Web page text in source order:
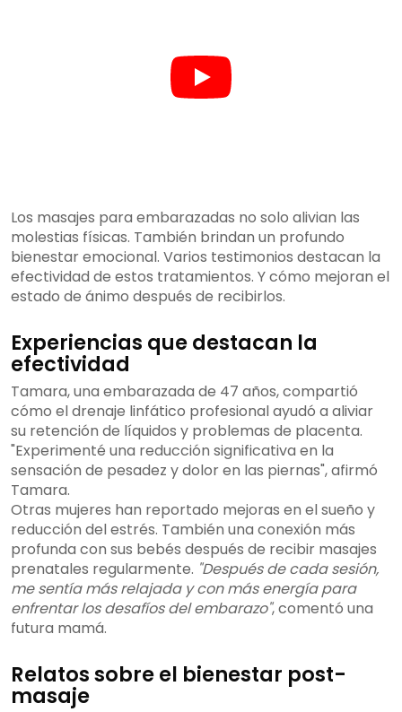
Los masajes para embarazadas no solo alivian las
molestias físicas. También brindan un profundo
bienestar emocional. Varios testimonios destacan la
efectividad de estos tratamientos. Y cómo mejoran el
estado de ánimo después de recibirlos.
Experiencias que destacan la
efectividad
Tamara, una embarazada de 47 años, compartió
cómo el drenaje linfático profesional ayudó a aliviar
su retención de líquidos y problemas de placenta.
"Experimenté una reducción significativa en la
sensación de pesadez y dolor en las piernas", afirmó
Tamara.
Otras mujeres han reportado mejoras en el sueño y
reducción del estrés. También una conexión más
profunda con sus bebés después de recibir masajes
prenatales regularmente. "Después de cada sesión,
me sentía más relajada y con más energía para
enfrentar los desafíos del embarazo", comentó una
futura mamá.
Relatos sobre el bienestar post-
masaje